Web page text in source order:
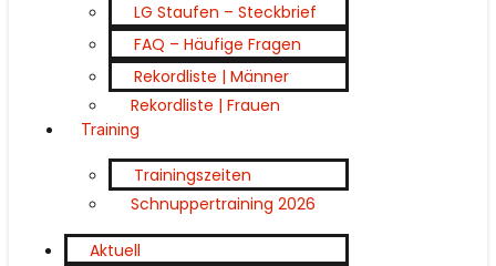
LG Staufen – Steckbrief
FAQ – Häufige Fragen
Rekordliste | Männer
Rekordliste | Frauen
Training
Trainingszeiten
Schnuppertraining 2026
Aktuell